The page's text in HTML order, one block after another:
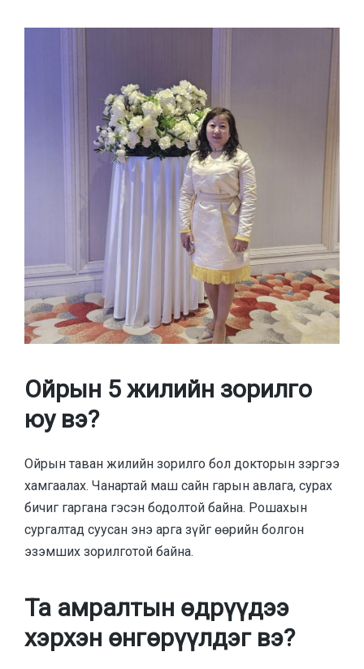
Ойрын 5 жилийн зорилго
юу вэ?
Ойрын таван жилийн зорилго бол докторын зэргээ
хамгаалах. Чанартай маш сайн гарын авлага, сурах
бичиг гаргана гэсэн бодолтой байна. Рошахын
сургалтад суусан энэ арга зүйг өөрийн болгон
эзэмших зорилготой байна.
Та амралтын өдрүүдээ
хэрхэн өнгөрүүлдэг вэ?